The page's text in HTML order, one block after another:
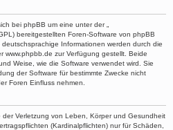
bei phpBB um eine unter der „
bereitgestellten Foren-Software von phpBB
Informationen werden durch die
www.phpbb.de zur Verfügung gestellt. Beide
Weise, wie die Software verwendet wird. Sie
der Software für bestimmte Zwecke nicht
Foren Einfluss nehmen.
der Verletzung von Leben, Körper und Gesundheit
(Kardinalpflichten) nur für Schäden,